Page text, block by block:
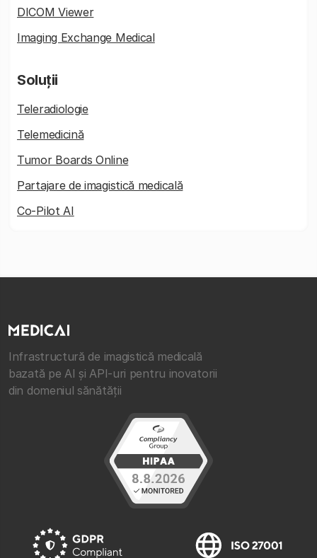
DICOM Viewer
Imaging Exchange Medical
Soluții
Teleradiologie
Telemedicină
Tumor Boards Online
Partajare de imagistică medicală
Co-Pilot AI
Infrastructură de imagistică medicală
bazată pe AI și API-uri pentru inovatorii
din domeniul sănătății